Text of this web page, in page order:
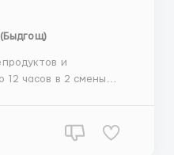
и
12 часов в 2 смены
отделе за первые